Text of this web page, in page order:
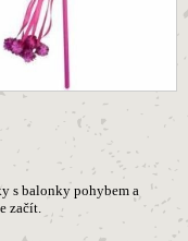
s balonky pohybem a
začít.